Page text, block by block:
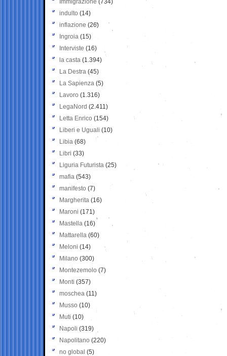
Immigrazione (734)
indulto (14)
inflazione (26)
Ingroia (15)
Interviste (16)
la casta (1.394)
La Destra (45)
La Sapienza (5)
Lavoro (1.316)
LegaNord (2.411)
Letta Enrico (154)
Liberi e Uguali (10)
Libia (68)
Libri (33)
Liguria Futurista (25)
mafia (543)
manifesto (7)
Margherita (16)
Maroni (171)
Mastella (16)
Mattarella (60)
Meloni (14)
Milano (300)
Montezemolo (7)
Monti (357)
moschea (11)
Musso (10)
Muti (10)
Napoli (319)
Napolitano (220)
no global (5)